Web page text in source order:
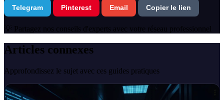
Telegram Pinterest Email Copier le lien
💡 Partagez nos conseils d'experts avec votre réseau professionnel
Articles connexes
Approfondissez le sujet avec ces guides pratiques